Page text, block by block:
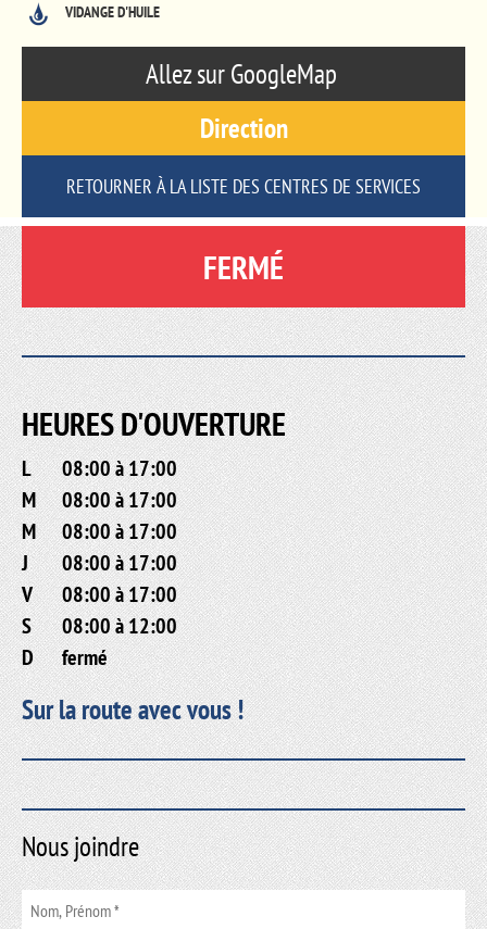
VIDANGE D'HUILE
Allez sur GoogleMap
Direction
RETOURNER À LA LISTE DES CENTRES DE SERVICES
FERMÉ
HEURES D'OUVERTURE
L
08:00 à 17:00
M
08:00 à 17:00
M
08:00 à 17:00
J
08:00 à 17:00
V
08:00 à 17:00
S
08:00 à 12:00
D
fermé
Sur la route avec vous !
Nous joindre